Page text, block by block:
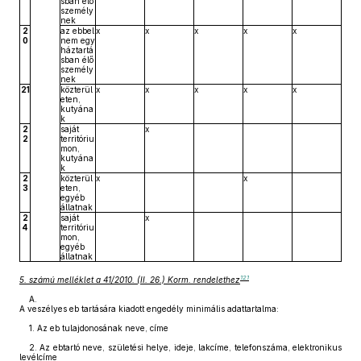
személy
nek
2
0
az ebbel
nem egy
háztartá
sban élő
személy
nek
x x x x x
21
közterül
eten,
kutyána
k
x x x x x
2
2
saját
territóriu
mon,
kutyána
k
x
2
3
közterül
eten,
egyéb
állatnak
x x
2
4
saját
territóriu
mon,
egyéb
állatnak
x
5. számú melléklet a 41/2010. (II. 26.) Korm. rendelethez121
A.
A veszélyes eb tartására kiadott engedély minimális adattartalma:
1. Az eb tulajdonosának neve, címe
2. Az ebtartó neve, születési helye, ideje, lakcíme, telefonszáma, elektronikus
levélcíme